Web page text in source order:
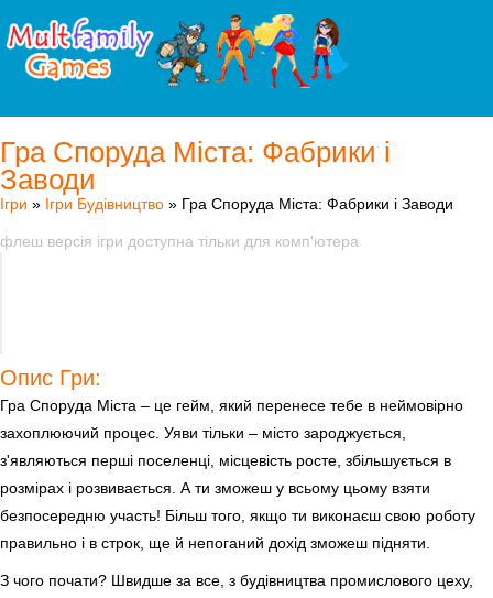
Гра Споруда Міста: Фабрики і
Заводи
Ігри » Ігри Будівництво » Гра Споруда Міста: Фабрики і Заводи
флеш версія ігри доступна тільки для комп'ютера
Опис Гри:
Гра Споруда Міста – це гейм, який перенесе тебе в неймовірно
захоплюючий процес. Уяви тільки – місто зароджується,
з'являються перші поселенці, місцевість росте, збільшується в
розмірах і розвивається. А ти зможеш у всьому цьому взяти
безпосередню участь! Більш того, якщо ти виконаєш свою роботу
правильно і в строк, ще й непоганий дохід зможеш підняти.
З чого почати? Швидше за все, з будівництва промислового цеху,